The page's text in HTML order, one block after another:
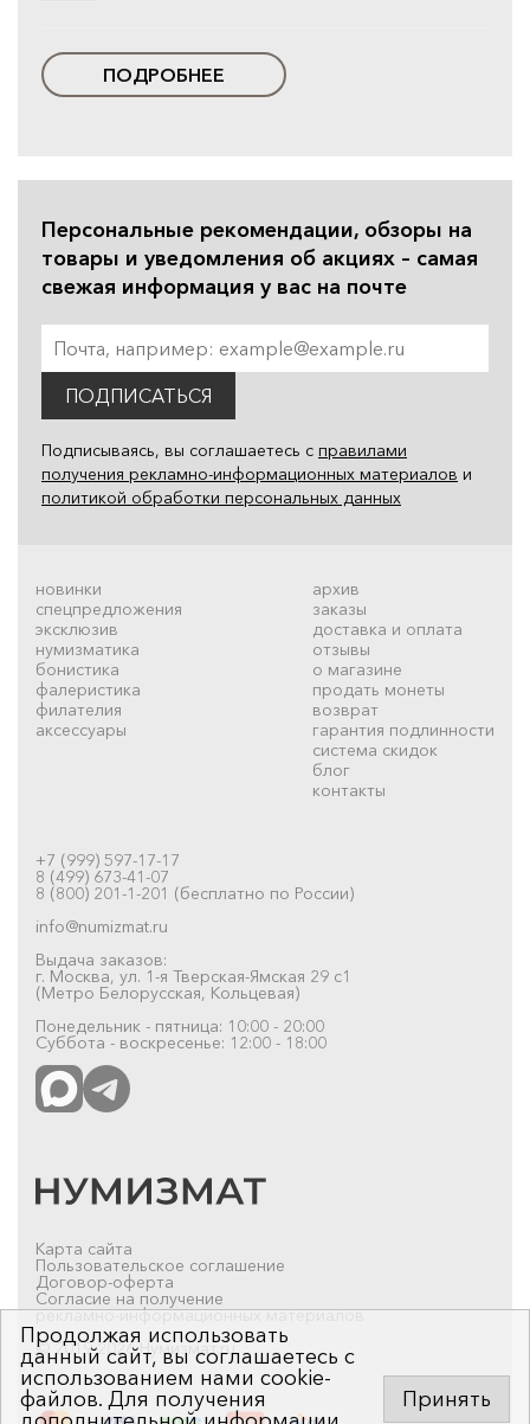
ПОДРОБНЕЕ
Персональные рекомендации, обзоры на
товары и уведомления об акциях – самая
свежая информация у вас на почте
ПОДПИСАТЬСЯ
Подписываясь, вы соглашаетесь с правилами
получения рекламно-информационных материалов и
политикой обработки персональных данных
новинки
спецпредложения
эксклюзив
нумизматика
бонистика
фалеристика
филателия
аксессуары
архив
заказы
доставка и оплата
отзывы
о магазине
продать монеты
возврат
гарантия подлинности
система скидок
блог
контакты
+7 (999) 597-17-17
8 (499) 673-41-07
8 (800) 201-1-201 (бесплатно по России)
info@numizmat.ru
Выдача заказов:
г. Москва, ул. 1-я Тверская-Ямская 29 с1
(Метро Белорусская, Кольцевая)
Понедельник - пятница: 10:00 - 20:00
Суббота - воскресенье: 12:00 - 18:00
Карта сайта
Пользовательское соглашение
Договор-оферта
Согласие на получение
рекламно-информационных материалов
© 2019-2026 Нумизмат.ru
Продолжая использовать
данный сайт, вы соглашаетесь с
использованием нами cookie-
файлов. Для получения
Принять